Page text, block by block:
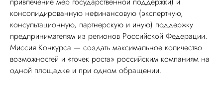
консолидированную нефинансовую (экспертную,
консультационную, партнерскую и иную) поддержку
предпринимателям из регионов Российской Федерации.
Миссия Конкурса — создать максимальное количество
возможностей и «точек роста» российским компаниям на
одной площадке и при одном обращении.